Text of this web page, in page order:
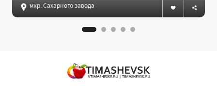
мкр. Сахарного завода